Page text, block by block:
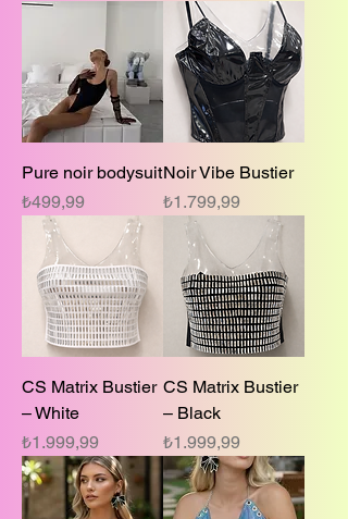
Pure noir bodysuit
Fiyat
₺499,99
Noir Vibe Bustier
Fiyat
₺1.799,99
CS Matrix Bustier
– White
Fiyat
₺1.999,99
CS Matrix Bustier
– Black
Fiyat
₺1.999,99